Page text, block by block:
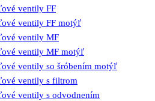
ventily FF
ventily FF motýľ
ventily MF
ventily MF motýľ
ventily so šróbením motýľ
ventily s filtrom
ventily s odvodnením